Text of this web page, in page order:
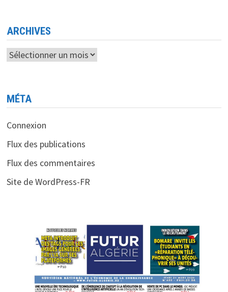
ARCHIVES
Archives
MÉTA
Connexion
Flux des publications
Flux des commentaires
Site de WordPress-FR